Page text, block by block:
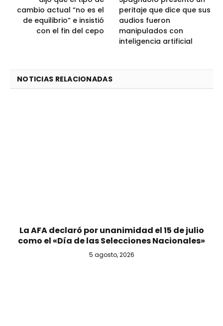
cambio actual “no es el
de equilibrio” e insistió
con el fin del cepo
peritaje que dice que sus
audios fueron
manipulados con
inteligencia artificial
NOTICIAS RELACIONADAS
La AFA declaró por unanimidad el 15 de julio
como el «Día de las Selecciones Nacionales»
5 agosto, 2026